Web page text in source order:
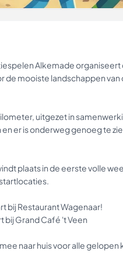
Alkemade
de mooiste landschappen
uitgezet in
er is onderweg genoeg te
plaats in de eerste volle
bij Restaurant Wagenaar!
bij Grand Café 't Veen
naar huis voor alle